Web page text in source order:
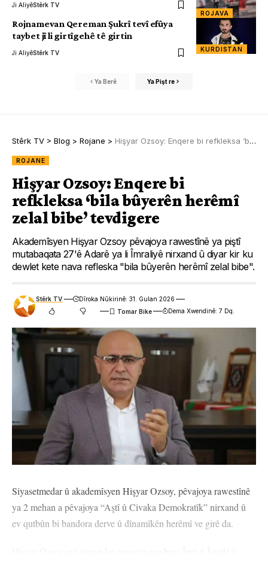
ROJAVA
Ji AliyêStêrk TV
KURDISTAN
Rojnamevan Qereman Şukrî tevî efûya
taybet jî li girtîgehê tê girtin
Ji AliyêStêrk TV
Ya Berê Ya Pişt re
Stêrk TV > Blog > Rojane > Hişyar Ozsoy: Enqere bi refkleksa ‘bila bûyerên herêmî zelal bibe’ tevdigere
ROJANE
Hişyar Ozsoy: Enqere bi
refkleksa ‘bila bûyerên herêmî
zelal bibe’ tevdigere
Akademîsyen Hişyar Ozsoy pêvajoya rawestînê ya piştî
mutabaqata 27'ê Adarê ya li Îmraliyê nirxand û diyar kir ku
dewlet kete nava refleska "bila bûyerên herêmî zelal bibe".
Stêrk TV
Dîroka Nûkirinê: 31. Gulan 2026
Dema Xwendinê: 7 Dq.
Siyasetmedar û akademîsyen Hişyar Ozsoy, pêvajoya rawestînê
ya 2 mehan a pêvajoya “Aştî û Civaka Demokratîk” nirxand û
ev qutbûn bi bandora derve û dînamîkên herêmî ve girê da.